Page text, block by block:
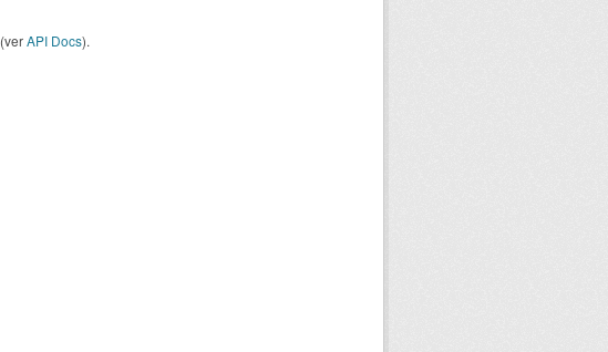
(verAPI Docs).